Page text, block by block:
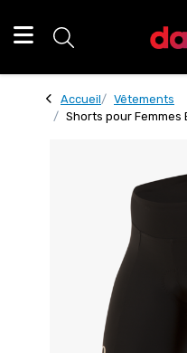
Accueil
Vêtements
Shorts pour Femmes